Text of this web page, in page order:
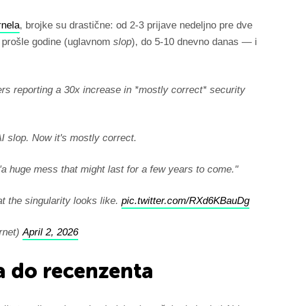
, brojke su drastične: od 2-3 prijave nedeljno pre dve
godine (uglavnom slop), do 5-10 dnevno danas — i
reporting a 30x increase in *mostly correct* security
slop. Now it's mostly correct.
huge mess that might last for a few years to come."
the singularity looks like. pic.twitter.com/RXd6KBauDg
April 2, 2026
do recenzenta